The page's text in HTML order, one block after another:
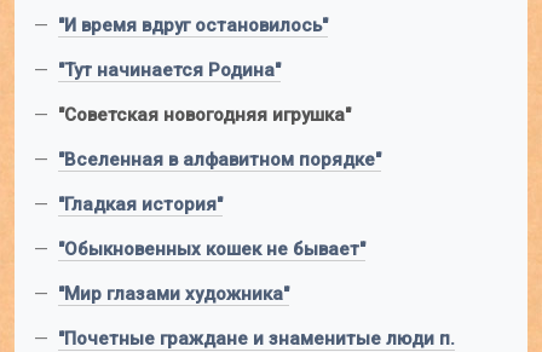
— "И время вдруг остановилось"
— "Тут начинается Родина"
— "Советская новогодняя игрушка"
— "Вселенная в алфавитном порядке"
— "Гладкая история"
— "Обыкновенных кошек не бывает"
— "Мир глазами художника"
— "Почетные граждане и знаменитые люди п.